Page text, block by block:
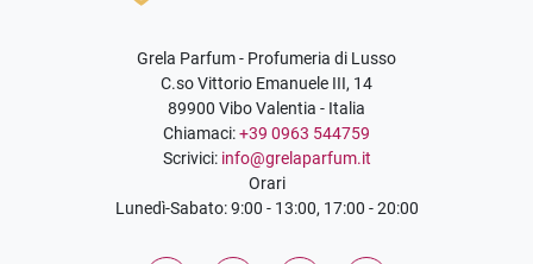
Grela Parfum - Profumeria di Lusso
C.so Vittorio Emanuele III, 14
89900 Vibo Valentia - Italia
Chiamaci:+39 0963 544759
Scrivici: info@grelaparfum.it
Orari
Lunedì-Sabato: 9:00 - 13:00, 17:00 - 20:00